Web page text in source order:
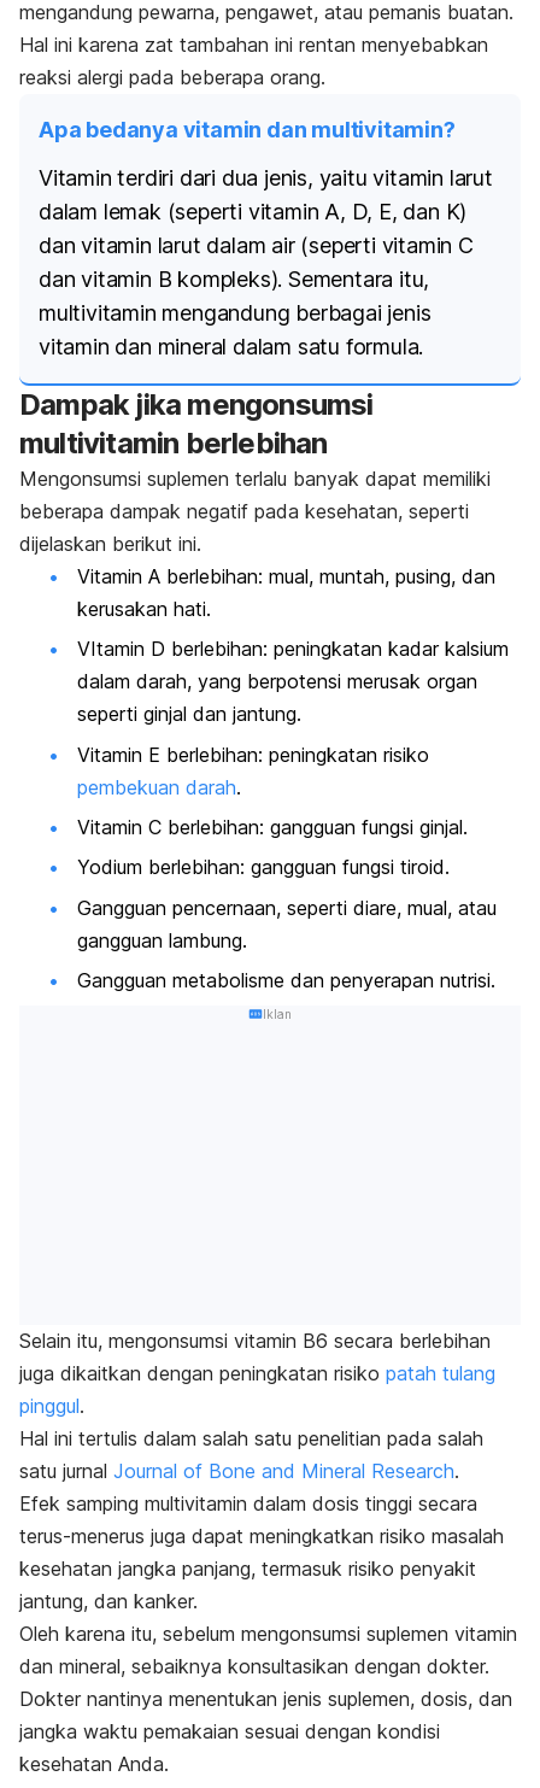
mengandung pewarna, pengawet, atau pemanis buatan.
Hal ini karena zat tambahan ini rentan menyebabkan
reaksi alergi pada beberapa orang.
Apa bedanya vitamin dan multivitamin?
Vitamin terdiri dari dua jenis, yaitu vitamin larut
dalam lemak (seperti vitamin A, D, E, dan K)
dan vitamin larut dalam air (seperti vitamin C
dan vitamin B kompleks). Sementara itu,
multivitamin mengandung berbagai jenis
vitamin dan mineral dalam satu formula.
Dampak jika mengonsumsi
multivitamin berlebihan
Mengonsumsi suplemen terlalu banyak dapat memiliki
beberapa dampak negatif pada kesehatan, seperti
dijelaskan berikut ini.
Vitamin A berlebihan: mual, muntah, pusing, dan
kerusakan hati.
VItamin D berlebihan: peningkatan kadar kalsium
dalam darah, yang berpotensi merusak organ
seperti ginjal dan jantung.
Vitamin E berlebihan: peningkatan risiko
pembekuan darah.
Vitamin C berlebihan: gangguan fungsi ginjal.
Yodium berlebihan: gangguan fungsi tiroid.
Gangguan pencernaan, seperti diare, mual, atau
gangguan lambung.
Gangguan metabolisme dan penyerapan nutrisi.
Iklan
Selain itu, mengonsumsi vitamin B6 secara berlebihan
juga dikaitkan dengan peningkatan risiko patah tulang
pinggul.
Hal ini tertulis dalam salah satu penelitian pada salah
satu jurnal Journal of Bone and Mineral Research.
Efek samping multivitamin dalam dosis tinggi secara
terus-menerus juga dapat meningkatkan risiko masalah
kesehatan jangka panjang, termasuk risiko penyakit
jantung, dan kanker.
Oleh karena itu, sebelum mengonsumsi suplemen vitamin
dan mineral, sebaiknya konsultasikan dengan dokter.
Dokter nantinya menentukan jenis suplemen, dosis, dan
jangka waktu pemakaian sesuai dengan kondisi
kesehatan Anda.